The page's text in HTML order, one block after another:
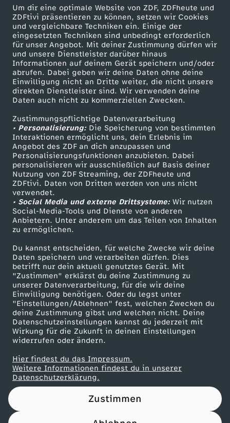
Um dir eine optimale Website von ZDF, ZDFheute und
ZDFtivi präsentieren zu können, setzen wir Cookies
und vergleichbare Techniken ein. Einige der
eingesetzten Techniken sind unbedingt erforderlich
für unser Angebot. Mit deiner Zustimmung dürfen wir
und unsere Dienstleister darüber hinaus
Informationen auf deinem Gerät speichern und/oder
abrufen. Dabei geben wir deine Daten ohne deine
Einwilligung nicht an Dritte weiter, die nicht unsere
direkten Dienstleister sind. Wir verwenden deine
Daten auch nicht zu kommerziellen Zwecken.
Zustimmungspflichtige Datenverarbeitung
• Personalisierung:Die Speicherung von bestimmten
Interaktionen ermöglicht uns, dein Erlebnis im
Angebot des ZDF an dich anzupassen und
Personalisierungsfunktionen anzubieten. Dabei
personalisieren wir ausschließlich auf Basis deiner
Nutzung von ZDF Streaming, der ZDFheute und
ZDFtivi. Daten von Dritten werden von uns nicht
verwendet.
• Social Media und externe Drittsysteme:Wir nutzen
Social-Media-Tools und Dienste von anderen
Anbietern. Unter anderem um das Teilen von Inhalten
zu ermöglichen.
Du kannst entscheiden, für welche Zwecke wir deine
Daten speichern und verarbeiten dürfen. Dies
betrifft nur dein aktuell genutztes Gerät. Mit
"Zustimmen" erklärst du deine Zustimmung zu
unserer Datenverarbeitung, für die wir deine
Einwilligung benötigen. Oder du legst unter
"Einstellungen/Ablehnen" fest, welchen Zwecken du
deine Zustimmung gibst und welchen nicht. Deine
Datenschutzeinstellungen kannst du jederzeit mit
Wirkung für die Zukunft in deinen Einstellungen
widerrufen oder ändern.
Hier findest du das Impressum.
Weitere Informationen findest du in unserer
Datenschutzerklärung.
Zustimmen
i
t
o
ü
b
e
r
d
a
s
E
n
d
e
d
e
Mehr ZDF
ZDF-Apps
Smart TV
ZDFtext
Livestreams
Sendungen A-Z
TV-Programm
Service
ZDFmitreden
Kontakt zum ZDF
Tickets
Zuschauerservice
Hilfe
ZDF Unternehmen
Karriere
ZDF goes Schule
Werbefernsehen
Mainzelmännchen
Partner